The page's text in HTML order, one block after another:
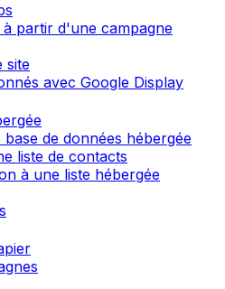
partir d'une campagne
site
avec Google Display
de données hébergée
liste de contacts
à une liste hébergée